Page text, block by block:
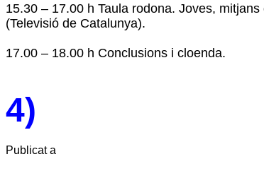
15.30 – 17.00 h Taula rodona. Joves,
(Televisió de Catalunya).
17.00 – 18.00 h Conclusions i cloenda.
4)
Publicat a